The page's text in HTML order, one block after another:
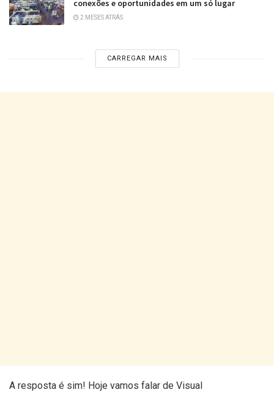
conexões e oportunidades em um só lugar
2 MESES ATRÁS
CARREGAR MAIS
A resposta é sim! Hoje vamos falar de Visual